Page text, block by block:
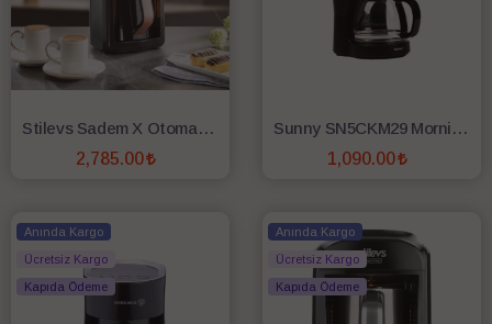
Stilevs Sadem X Otomatik Türk Kahve Makinası - Siyah/Bakır
2,785.00
Sunny SN5CKM29 Morning Filtre Kahve Makinesi - Siyah
1,090.00
Anında Kargo
Ücretsiz Kargo
Kapıda Ödeme
Anında Kargo
Ücretsiz Kargo
Kapıda Ödeme